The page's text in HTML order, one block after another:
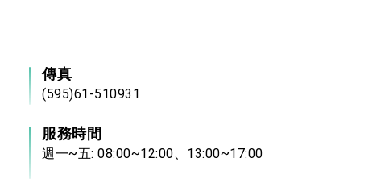
傳真
(595)61-510931
服務時間
週一~五: 08:00~12:00、13:00~17:00